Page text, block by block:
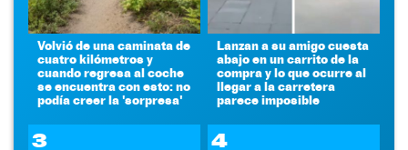
Volvió de una caminata de
cuatro kilómetros y
cuando regresa al coche
se encuentra con esto: no
podía creer la 'sorpresa'
Lanzan a su amigo cuesta
abajo en un carrito de la
compra y lo que ocurre al
llegar a la carretera
parece imposible
3 4